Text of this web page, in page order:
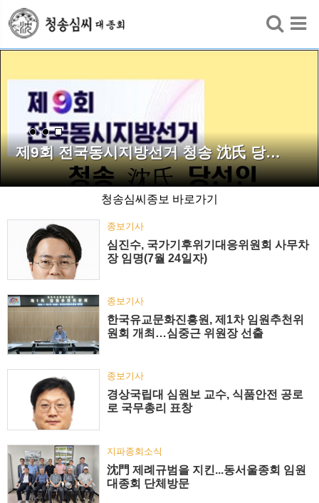
제9회 전국동시지방선거 청송 沈氏 당…
청송심씨종보 바로가기
종보기사
심진수, 국가기후위기대응위원회 사무차
장 임명(7월 24일자)
종보기사
한국유교문화진흥원, 제1차 임원추천위
원회 개최…심중근 위원장 선출
종보기사
경상국립대 심원보 교수, 식품안전 공로
로 국무총리 표창
지파종회소식
沈門 제례규범을 지킨...동서울종회 임원
대종회 단체방문